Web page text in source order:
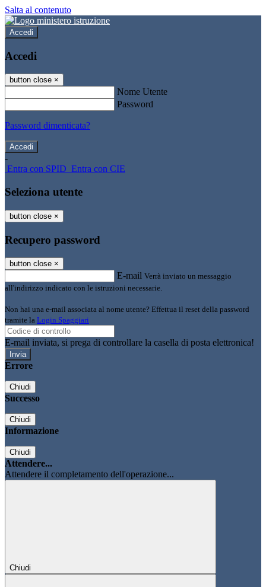
Salta al contenuto
Accedi
Accedi
button close ×
Nome Utente
Password
Password dimenticata?
-
Entra con SPID Entra con CIE
Seleziona utente
button close ×
Recupero password
button close ×
E-mail Verrà inviato un messaggio
all'indirizzo indicato con le istruzioni necessarie.
Non hai una e-mail associata al nome utente? Effettua il reset della password
tramite la Login Spaggiari
E-mail inviata, si prega di controllare la casella di posta elettronica!
Errore
Chiudi
Successo
Chiudi
Informazione
Chiudi
Attendere...
Attendere il completamento dell'operazione...
Chiudi